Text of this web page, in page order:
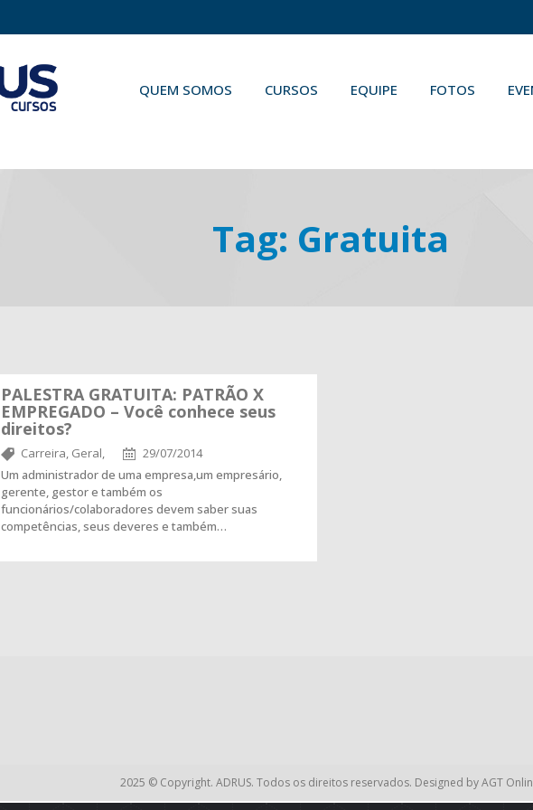
QUEM SOMOS CURSOS EQUIPE FOTOS
Tag: Gratuita
PALESTRA GRATUITA: PATRÃO X
EMPREGADO – Você conhece seus
direitos?
Carreira, Geral,
29/07/2014
Um administrador de uma empresa,um empresário,
gerente, gestor e também os
funcionários/colaboradores devem saber suas
competências, seus deveres e também…
2025 © Copyright. ADRUS. Todos os direitos reservados. Designed byAGT